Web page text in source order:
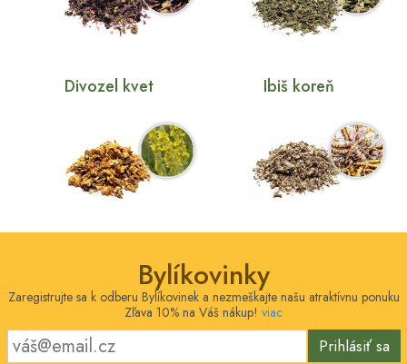
Divozel kvet Ibiš koreň
Bylíkovinky
Zaregistrujte sa k odberu Bylíkovinek a nezmeškajte našu atraktívnu ponuku
Zľava 10% na Váš nákup! viac
Prihlásiť sa